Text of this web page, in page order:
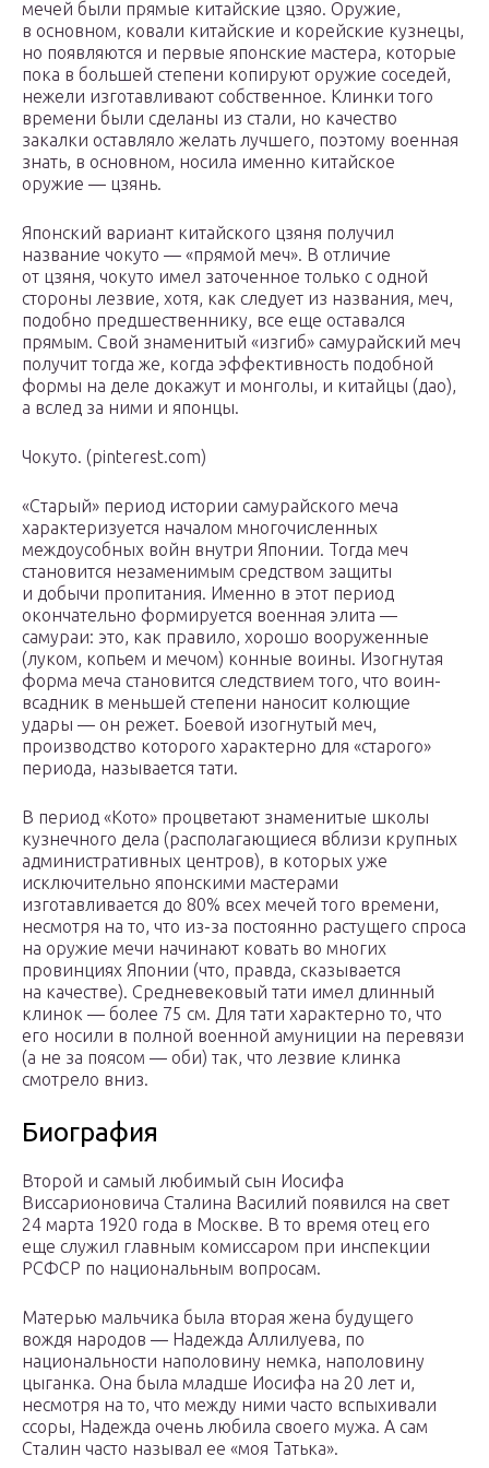
мечей были прямые китайские цзяо. Оружие,
в основном, ковали китайские и корейские кузнецы,
но появляются и первые японские мастера, которые
пока в большей степени копируют оружие соседей,
нежели изготавливают собственное. Клинки того
времени были сделаны из стали, но качество
закалки оставляло желать лучшего, поэтому военная
знать, в основном, носила именно китайское
оружие — цзянь.
Японский вариант китайского цзяня получил
название чокуто — «прямой меч». В отличие
от цзяня, чокуто имел заточенное только с одной
стороны лезвие, хотя, как следует из названия, меч,
подобно предшественнику, все еще оставался
прямым. Свой знаменитый «изгиб» самурайский меч
получит тогда же, когда эффективность подобной
формы на деле докажут и монголы, и китайцы (дао),
а вслед за ними и японцы.
Чокуто. (pinterest.com)
«Старый» период истории самурайского меча
характеризуется началом многочисленных
междоусобных войн внутри Японии. Тогда меч
становится незаменимым средством защиты
и добычи пропитания. Именно в этот период
окончательно формируется военная элита —
самураи: это, как правило, хорошо вооруженные
(луком, копьем и мечом) конные воины. Изогнутая
форма меча становится следствием того, что воин-
всадник в меньшей степени наносит колющие
удары — он режет. Боевой изогнутый меч,
производство которого характерно для «старого»
периода, называется тати.
В период «Кото» процветают знаменитые школы
кузнечного дела (располагающиеся вблизи крупных
административных центров), в которых уже
исключительно японскими мастерами
изготавливается до 80% всех мечей того времени,
несмотря на то, что из-за постоянно растущего спроса
на оружие мечи начинают ковать во многих
провинциях Японии (что, правда, сказывается
на качестве). Средневековый тати имел длинный
клинок — более 75 см. Для тати характерно то, что
его носили в полной военной амуниции на перевязи
(а не за поясом — оби) так, что лезвие клинка
смотрело вниз.
Биография
Второй и самый любимый сын Иосифа
Виссарионовича Сталина Василий появился на свет
24 марта 1920 года в Москве. В то время отец его
еще служил главным комиссаром при инспекции
РСФСР по национальным вопросам.
Матерью мальчика была вторая жена будущего
вождя народов — Надежда Аллилуева, по
национальности наполовину немка, наполовину
цыганка. Она была младше Иосифа на 20 лет и,
несмотря на то, что между ними часто вспыхивали
ссоры, Надежда очень любила своего мужа. А сам
Сталин часто называл ее «моя Татька».